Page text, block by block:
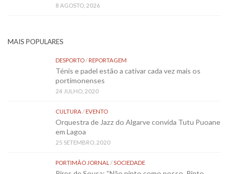
8 AGOSTO, 2026
MAIS POPULARES
DESPORTO/REPORTAGEM
Ténis e padel estão a cativar cada vez mais os
portimonenses
24 JULHO, 2020
CULTURA/EVENTO
Orquestra de Jazz do Algarve convida Tutu Puoane
em Lagoa
25 SETEMBRO, 2020
PORTIMÃO JORNAL /SOCIEDADE